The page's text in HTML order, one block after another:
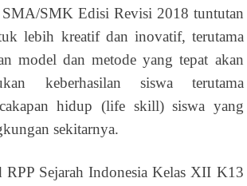
SMK Edisi Revisi 2018 tuntutan
lebih kreatif dan inovatif, terutama
model dan metode yang tepat akan
keberhasilan siswa terutama
hidup (life skill) siswa yang
sekitarnya.
Sejarah Indonesia Kelas XII K13